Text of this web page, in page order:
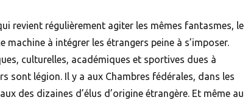
revient régulièrement agiter les mêmes fantasmes, le
machine à intégrer les étrangers peine à s’imposer.
culturelles, académiques et sportives dues à
sont légion. Il y a aux Chambres fédérales, dans les
des dizaines d’élus d’origine étrangère. Et même au